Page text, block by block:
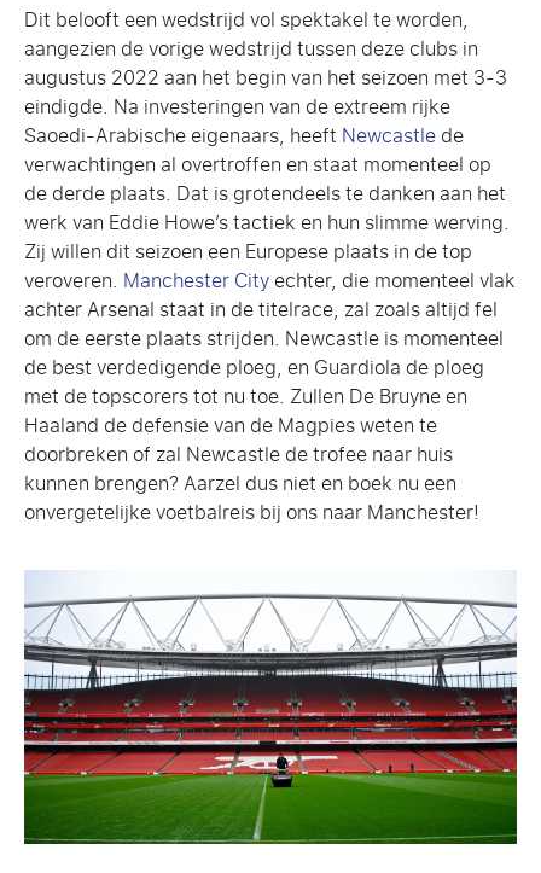
Dit belooft een wedstrijd vol spektakel te worden,
aangezien de vorige wedstrijd tussen deze clubs in
augustus 2022 aan het begin van het seizoen met 3-3
eindigde. Na investeringen van de extreem rijke
Saoedi-Arabische eigenaars, heeft Newcastlede
verwachtingen al overtroffen en staat momenteel op
de derde plaats. Dat is grotendeels te danken aan het
werk van Eddie Howe’s tactiek en hun slimme werving.
Zij willen dit seizoen een Europese plaats in de top
veroveren. Manchester Cityechter, die momenteel vlak
achter Arsenal staat in de titelrace, zal zoals altijd fel
om de eerste plaats strijden. Newcastle is momenteel
de best verdedigende ploeg, en Guardiola de ploeg
met de topscorers tot nu toe. Zullen De Bruyne en
Haaland de defensie van de Magpies weten te
doorbreken of zal Newcastle de trofee naar huis
kunnen brengen? Aarzel dus niet en boek nu een
onvergetelijke voetbalreis bij ons naar Manchester!